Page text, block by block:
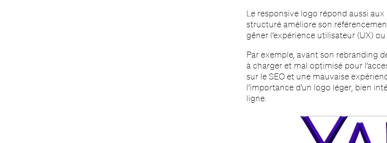
Le responsive logo répond aussi
structuré améliore son
gêner l’expérience utilisateur (UX)
Par exemple, avant son rebranding
à charger et mal optimisé pour
sur le SEO et une mauvaise
l’importance d’un logo léger, bien
ligne.